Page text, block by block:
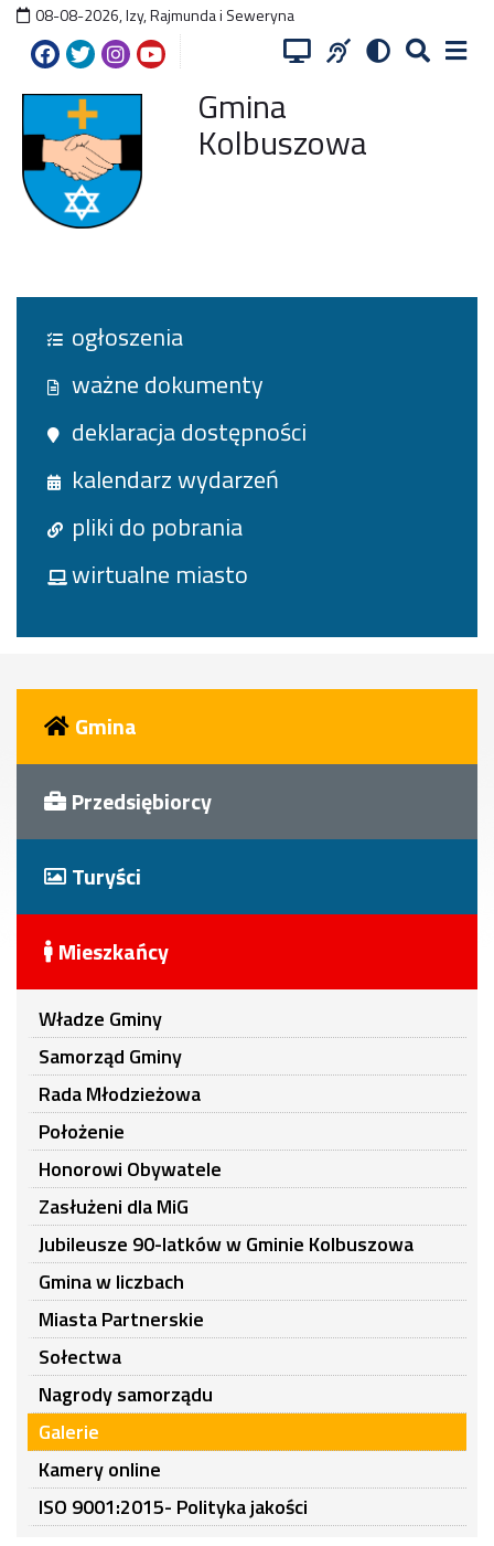
08-08-2026,Izy, Rajmunda i Seweryna
Gmina
Kolbuszowa
ogłoszenia
ważne dokumenty
deklaracja dostępności
kalendarz wydarzeń
pliki do pobrania
wirtualne miasto
Gmina
Przedsiębiorcy
Turyści
Mieszkańcy
Władze Gminy
Samorząd Gminy
Rada Młodzieżowa
Położenie
Honorowi Obywatele
Zasłużeni dla MiG
Jubileusze 90-latków w Gminie Kolbuszowa
Gmina w liczbach
Miasta Partnerskie
Sołectwa
Nagrody samorządu
Galerie
Kamery online
ISO 9001:2015- Polityka jakości